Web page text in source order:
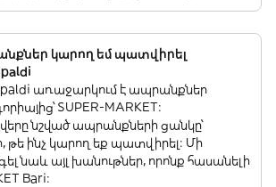
կարող եմ պատվիրել
առաջարկում է ապրանքներ
SUPER-MARKET:
նշված ապրանքների ցանկը՝
թե ինչ կարող եք պատվիրել: Մի
նաև այլ խանութներ, որոնք հասանելի
Bari: